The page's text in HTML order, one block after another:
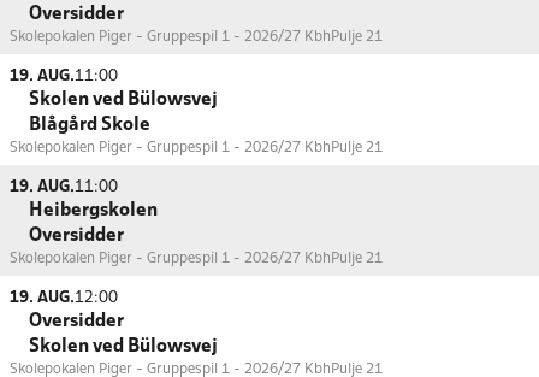
Oversidder
Skolepokalen Piger - Gruppespil 1 - 2026/27 Kbh Pulje 21
19. AUG.11:00
Skolen ved Bülowsvej
Blågård Skole
Skolepokalen Piger - Gruppespil 1 - 2026/27 Kbh Pulje 21
19. AUG.11:00
Heibergskolen
Oversidder
Skolepokalen Piger - Gruppespil 1 - 2026/27 Kbh Pulje 21
19. AUG.12:00
Oversidder
Skolen ved Bülowsvej
Skolepokalen Piger - Gruppespil 1 - 2026/27 Kbh Pulje 21